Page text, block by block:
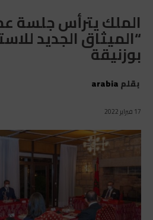
الملك يترأس جلسة
“الميثاق الجديد
بوزنيقة
بقلمarabia
17 فبراير 2022